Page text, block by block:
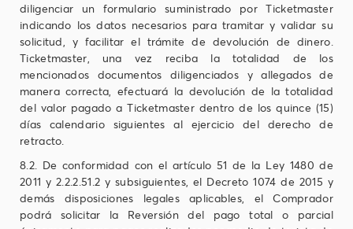
diligenciar un formulario suministrado por Ticketmaster
indicando los datos necesarios para tramitar y validar su
solicitud, y facilitar el trámite de devolución de dinero.
Ticketmaster, una vez reciba la totalidad de los
mencionados documentos diligenciados y allegados de
manera correcta, efectuará la devolución de la totalidad
del valor pagado a Ticketmaster dentro de los quince (15)
días calendario siguientes al ejercicio del derecho de
retracto.
8.2. De conformidad con el artículo 51 de la Ley 1480 de
2011 y 2.2.2.51.2 y subsiguientes, el Decreto 1074 de 2015 y
demás disposiciones legales aplicables, el Comprador
podrá solicitar la Reversión del pago total o parcial